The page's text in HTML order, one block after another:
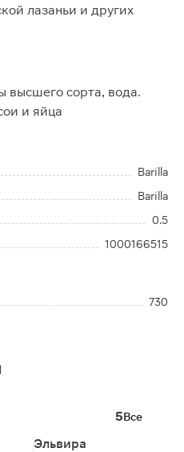
лазаньи и других
высшего сорта, вода.
и яйца
Barilla
Barilla
0.5
1000166515
730
5Все
Эльвира